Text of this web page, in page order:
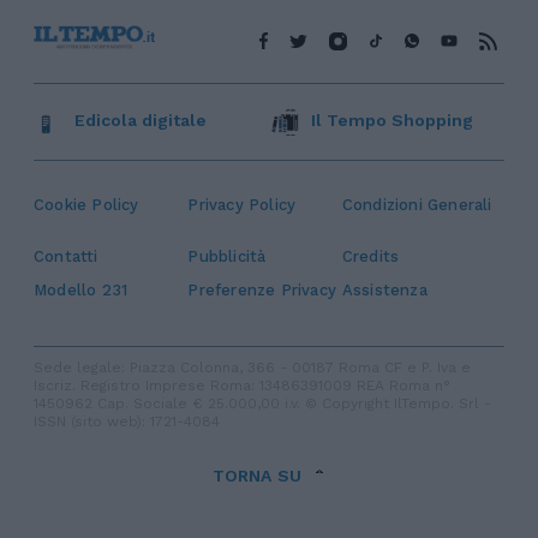
Cookie Policy Privacy Policy Condizioni Generali
Contatti Pubblicità
Credits
Modello 231
Preferenze Privacy Assistenza
Edicola digitale Il Tempo Shopping
TORNA SU